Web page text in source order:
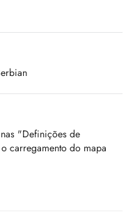
"Definições de
carregamento do mapa